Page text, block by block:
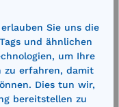
Sie uns die
und ähnlichen
um Ihre
zu erfahren, damit
Dies tun wir,
bereitstellen zu